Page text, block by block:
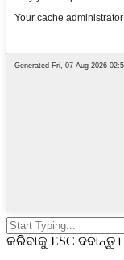
କରିବାକୁ ESC ଦବାନ୍ତୁ।